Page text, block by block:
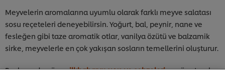
Meyvelerin aromalarına uyumlu olarak farklı meyve salatası
sosu reçeteleri deneyebilirsin. Yoğurt, bal, peynir, nane ve
fesleğen gibi taze aromatik otlar, vanilya özütü ve balzamik
sirke, meyvelerle en çok yakışan sosların temellerini oluşturur.
Başlamadan önceilkbahar meyve ve sebzelerine göz atmak
Sitemiz içerisindeki deneyiminizi iyileştirmek için çerez
(ve benzeri teknikleri) kullanıyoruz. Çerezler, belirli
özellikleri (çevrimiçi "alışveriş sepetinizi" kaydetme) ve